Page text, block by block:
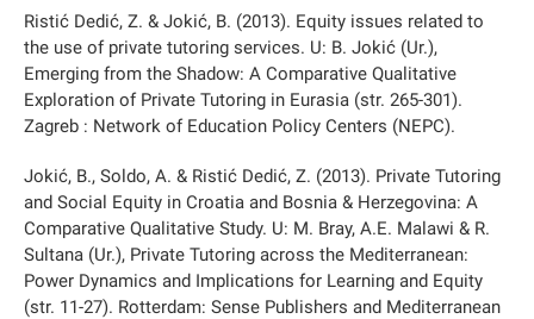
Ristić Dedić, Z. & Jokić, B. (2013). Equity issues related to
the use of private tutoring services. U: B. Jokić (Ur.),
Emerging from the Shadow: A Comparative Qualitative
Exploration of Private Tutoring in Eurasia (str. 265-301).
Zagreb : Network of Education Policy Centers (NEPC).
Jokić, B., Soldo, A. & Ristić Dedić, Z. (2013). Private Tutoring
and Social Equity in Croatia and Bosnia & Herzegovina: A
Comparative Qualitative Study. U: M. Bray, A.E. Malawi & R.
Sultana (Ur.), Private Tutoring across the Mediterranean:
Power Dynamics and Implications for Learning and Equity
(str. 11-27). Rotterdam: Sense Publishers and Mediterranean